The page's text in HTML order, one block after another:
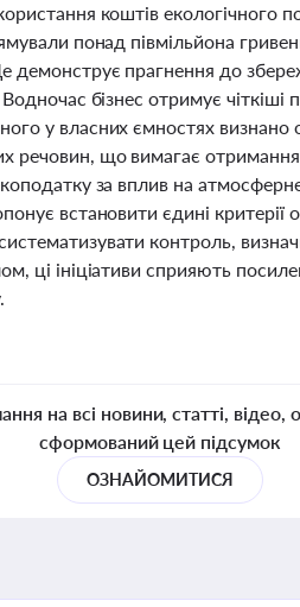
коштів екологічного
понад півмільйона
демонструє прагнення до
бізнес отримує
у власних ємностях визнано
речовин, що вимагає отримання
за вплив на
встановити єдині критерії
контроль,
ці ініціативи сприяють
на всі новини, статті, відео,
сформований цей підсумок
ОЗНАЙОМИТИСЯ